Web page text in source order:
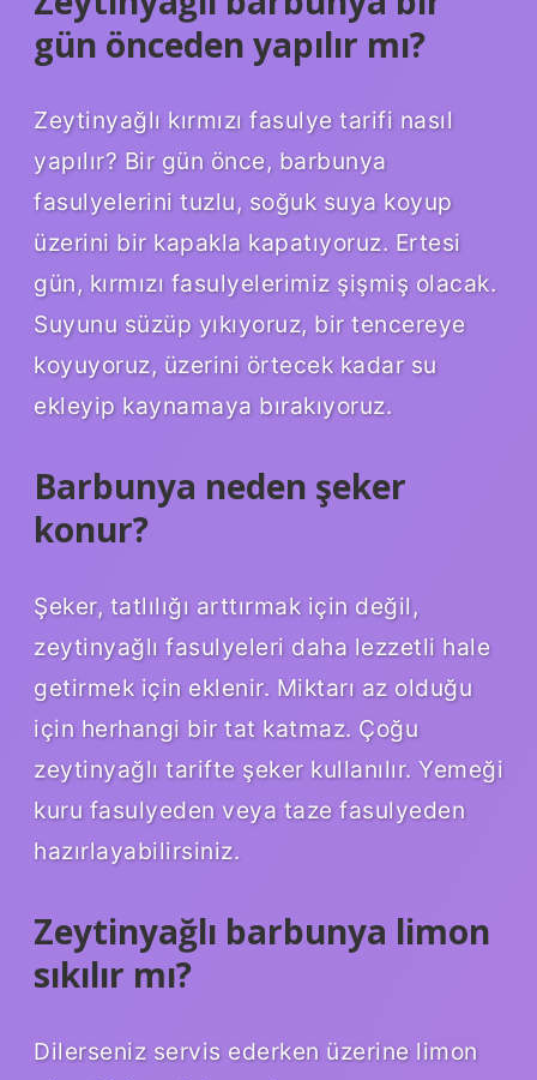
gün önceden yapılır mı?
Zeytinyağlı kırmızı fasulye tarifi nasıl
yapılır? Bir gün önce, barbunya
fasulyelerini tuzlu, soğuk suya koyup
üzerini bir kapakla kapatıyoruz. Ertesi
gün, kırmızı fasulyelerimiz şişmiş olacak.
Suyunu süzüp yıkıyoruz, bir tencereye
koyuyoruz, üzerini örtecek kadar su
ekleyip kaynamaya bırakıyoruz.
Barbunya neden şeker
konur?
Şeker, tatlılığı arttırmak için değil,
zeytinyağlı fasulyeleri daha lezzetli hale
getirmek için eklenir. Miktarı az olduğu
için herhangi bir tat katmaz. Çoğu
zeytinyağlı tarifte şeker kullanılır. Yemeği
kuru fasulyeden veya taze fasulyeden
hazırlayabilirsiniz.
Zeytinyağlı barbunya limon
sıkılır mı?
Dilerseniz servis ederken üzerine limon